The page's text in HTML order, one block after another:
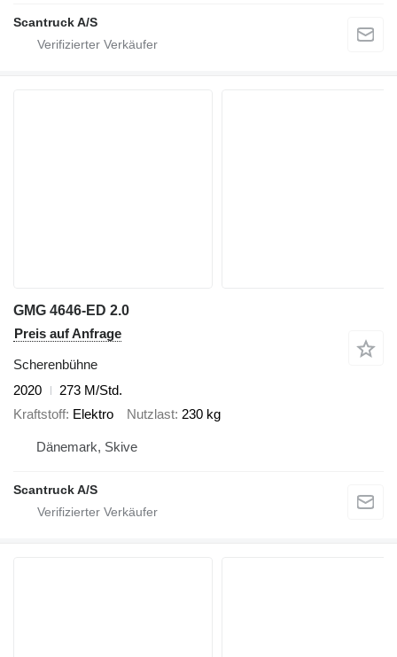
Scantruck A/S
GMG 4646-ED 2.0
Preis auf Anfrage
Scherenbühne
2020
273 M/Std.
Kraftstoff Elektro Nutzlast 230 kg
Dänemark, Skive
Scantruck A/S